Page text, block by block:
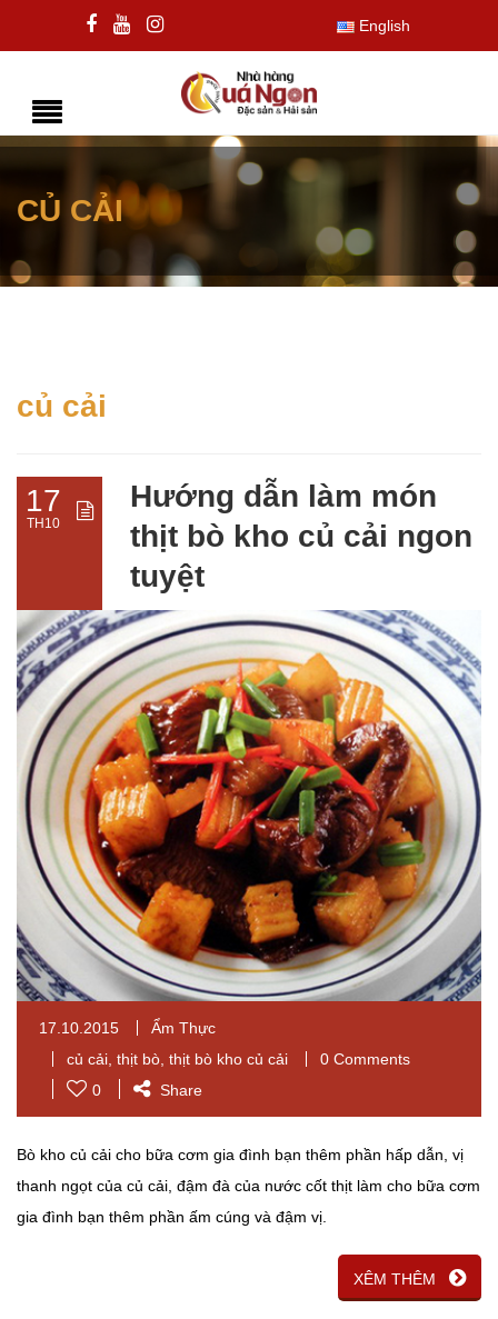
English
CỦ CẢI
củ cải
17
TH10
Hướng dẫn làm món
thịt bò kho củ cải ngon
tuyệt
17.10.2015
Ẩm Thực
củ cải thịt bò thịt bò kho củ cải
0 Comments
0
Share
Bò kho củ cải cho bữa cơm gia đình bạn thêm phần hấp dẫn, vị
thanh ngọt của củ cải, đậm đà của nước cốt thịt làm cho bữa cơm
gia đình bạn thêm phần ấm cúng và đậm vị.
XÊM THÊM